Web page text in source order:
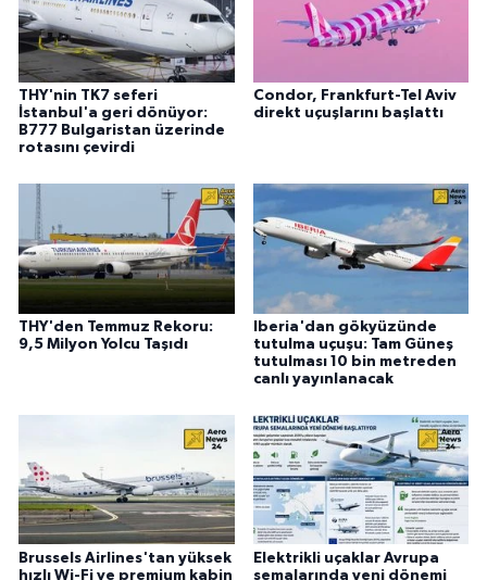
THY'nin TK7 seferi
İstanbul'a geri dönüyor:
B777 Bulgaristan üzerinde
rotasını çevirdi
Condor, Frankfurt-Tel Aviv
direkt uçuşlarını başlattı
THY'den Temmuz Rekoru:
9,5 Milyon Yolcu Taşıdı
Iberia'dan gökyüzünde
tutulma uçuşu: Tam Güneş
tutulması 10 bin metreden
canlı yayınlanacak
Brussels Airlines'tan yüksek
hızlı Wi-Fi ve premium kabin
Elektrikli uçaklar Avrupa
semalarında yeni dönemi